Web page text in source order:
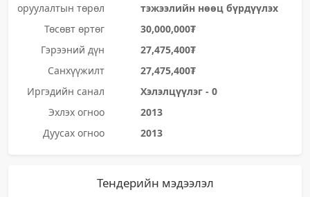
оруулалтын төрөл
тэжээлийн нөөц бүрдүүлэх
Төсөвт өртөг
30,000,000₮
Гэрээний дүн
27,475,400₮
Санхүүжилт
27,475,400₮
Иргэдийн санал
Хэлэлцүүлэг - 0
Эхлэх огноо
2013
Дуусах огноо
2013
Тендерийн мэдээлэл